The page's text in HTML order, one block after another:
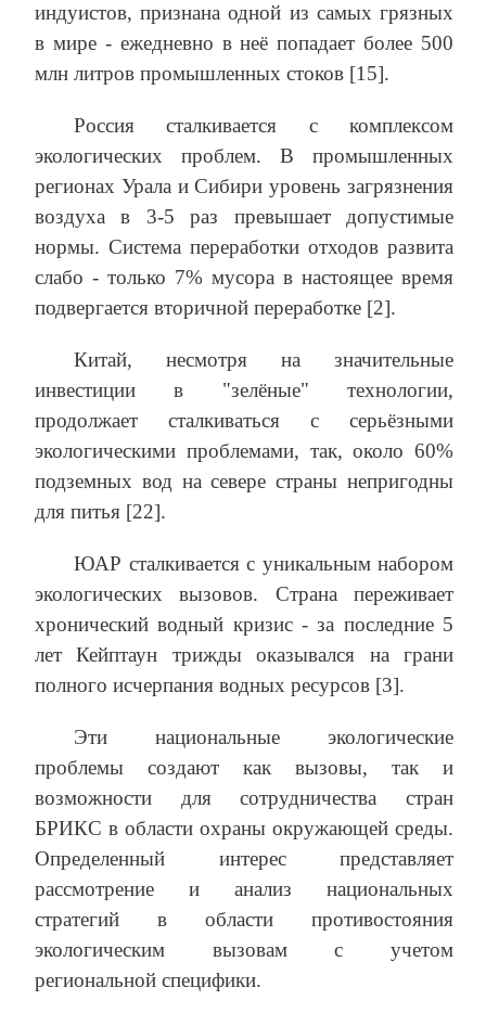
индуистов, признана одной из самых грязных
в мире - ежедневно в неё попадает более 500
млн литров промышленных стоков [15].
Россия сталкивается с комплексом
экологических проблем. В промышленных
регионах Урала и Сибири уровень загрязнения
воздуха в 3-5 раз превышает допустимые
нормы. Система переработки отходов развита
слабо - только 7% мусора в настоящее время
подвергается вторичной переработке [2].
Китай, несмотря на значительные
инвестиции в "зелёные" технологии,
продолжает сталкиваться с серьёзными
экологическими проблемами, так, около 60%
подземных вод на севере страны непригодны
для питья [22].
ЮАР сталкивается с уникальным набором
экологических вызовов. Страна переживает
хронический водный кризис - за последние 5
лет Кейптаун трижды оказывался на грани
полного исчерпания водных ресурсов [3].
Эти национальные экологические
проблемы создают как вызовы, так и
возможности для сотрудничества стран
БРИКС в области охраны окружающей среды.
Определенный интерес представляет
рассмотрение и анализ национальных
стратегий в области противостояния
экологическим вызовам с учетом
региональной специфики.